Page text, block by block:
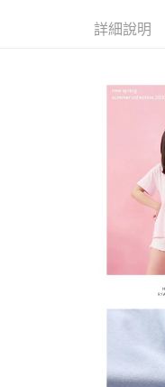
２．關於個人資料處理事宜，
３．未成年的使用者請事先
「AFTEE先享後付」，若未
４．使用「AFTEE先享後付
時審查核予不同之上限額度
請求用戶進行身份認證。
５．嚴禁一人註冊多個帳號
恩沛科技股份有限公司將有
詳細說明